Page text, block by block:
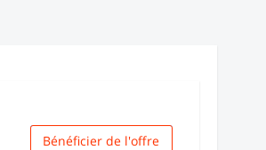
Livraison
Bénéficier de l'offre